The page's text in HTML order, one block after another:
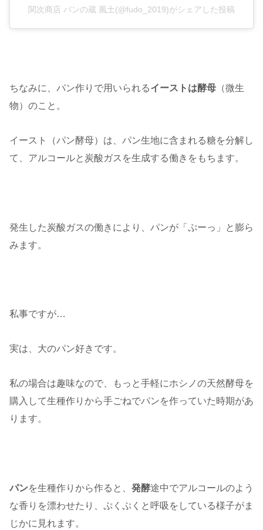
関次商店 パンの蔵 風土(@fudo_2019)がシェアした投稿
ちなみに、パン作りで用いられるイーストは酵母 （微生
物）のこと。
イースト（パン酵母）は、パン生地に含まれる糖を分解し
て、アルコールと炭酸ガスを生成する働きをもちます。
発生した炭酸ガスの働きにより、パンが「ぷーっ」と膨ら
みます。
私事ですが…
実は、大のパン好きです。
私の場合は趣味なので、もっと手軽にホシノの天然酵母を
購入して生種作りから手ごねでパンを作っていた時期があ
ります。
パンを生種作りから作ると、 発酵途中でアルコールのよう
な香りを漂わせたり、ぷくぷくと呼吸をしている様子がま
じかに見れます。